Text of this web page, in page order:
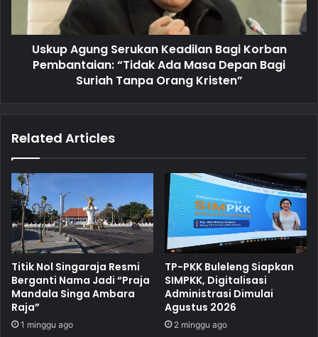
Uskup Agung Serukan Keadilan Bagi Korban
Pembantaian: “Tidak Ada Masa Depan Bagi
Suriah Tanpa Orang Kristen”
Related Articles
Titik Nol Singaraja Resmi
Berganti Nama Jadi “Praja
Mandala Singa Ambara
Raja”
1 minggu ago
TP-PKK Buleleng Siapkan
SIMPKK, Digitalisasi
Administrasi Dimulai
Agustus 2026
2 minggu ago